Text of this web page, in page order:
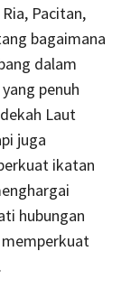
Pacitan,
bagaimana
dalam
penuh
Laut
juga
ikatan
hubungan